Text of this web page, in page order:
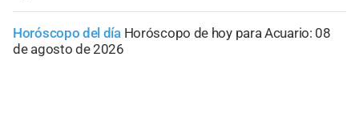
Horóscopo del día Horóscopo de hoy para Acuario: 08
de agosto de 2026